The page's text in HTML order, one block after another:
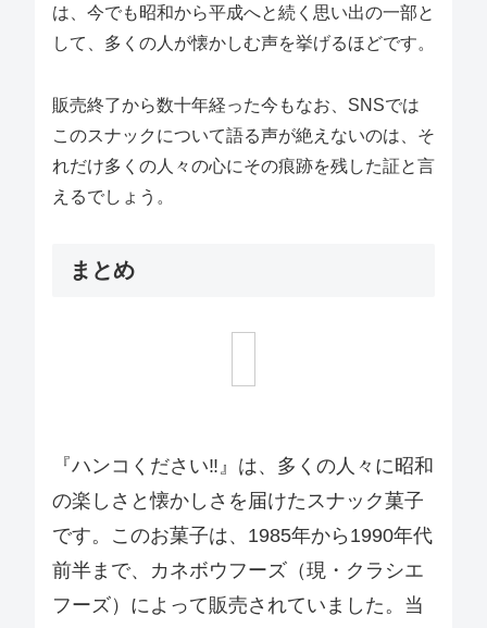
は、今でも昭和から平成へと続く思い出の一部と
して、多くの人が懐かしむ声を挙げるほどです。
販売終了から数十年経った今もなお、SNSでは
このスナックについて語る声が絶えないのは、そ
れだけ多くの人々の心にその痕跡を残した証と言
えるでしょう。
まとめ
『ハンコください‼』は、多くの人々に昭和
の楽しさと懐かしさを届けたスナック菓子
です。このお菓子は、1985年から1990年代
前半まで、カネボウフーズ（現・クラシエ
フーズ）によって販売されていました。当